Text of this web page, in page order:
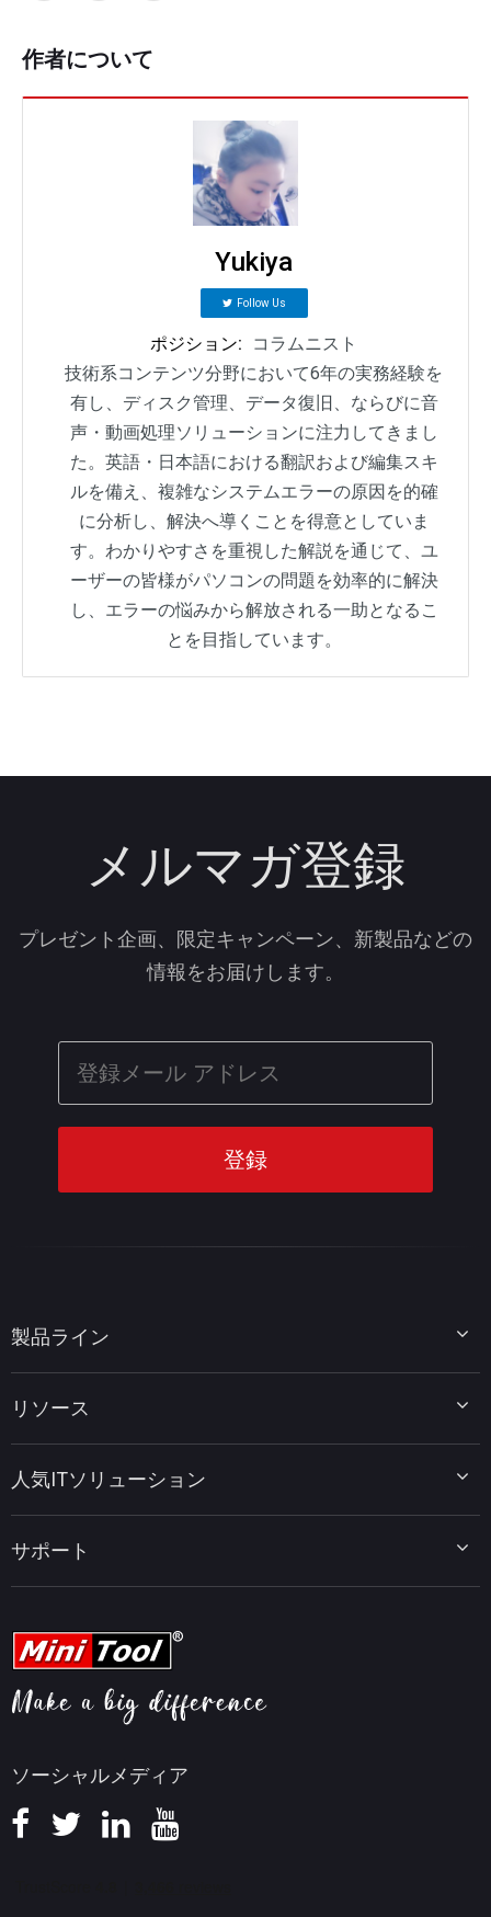
作者について
Yukiya
Follow Us
ポジション:
コラムニスト
技術系コンテンツ分野において6年の実務経験を
有し、ディスク管理、データ復旧、ならびに音
声・動画処理ソリューションに注力してきまし
た。英語・日本語における翻訳および編集スキ
ルを備え、複雑なシステムエラーの原因を的確
に分析し、解決へ導くことを得意としていま
す。わかりやすさを重視した解説を通じて、ユ
ーザーの皆様がパソコンの問題を効率的に解決
し、エラーの悩みから解放される一助となるこ
とを目指しています。
メルマガ登録
プレゼント企画、限定キャンペーン、新製品などの
情報をお届けします。
ソーシャルメディア
製品ライン
MiniTool Power Data Recovery
MiniTool PDF Editor
MiniTool MovieMaker
MiniTool uTube Downloader
リソース
データ復元ヒント
PDF編集ヒント
動画編集ヒント
ビデオ変換ヒント
画面録画ヒント
知識ベース
人気ITソリューション
MiniTool ニュースセンター
サポート
ヘルプ